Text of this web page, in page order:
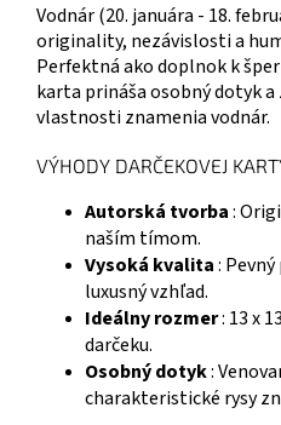
Vodnár (20. januára - 18.
originality, nezávislosti a
Perfektná ako doplnok k
karta prináša osobný dotyk
vlastnosti znamenia vodnár.
VÝHODY DARČEKOVEJ
Autorská tvorba:
naším tímom.
Vysoká kvalita:
luxusný vzhľad.
Ideálny rozmer: 13 x
darčeku.
Osobný dotyk:
charakteristické rysy